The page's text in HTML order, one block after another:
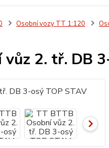
Osobní vozy TT 1:120
2. tř. DB